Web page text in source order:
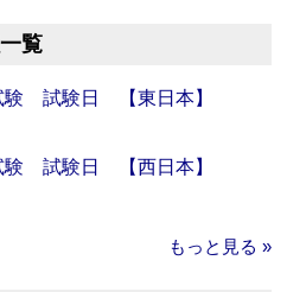
覧
験 試験日 【東日本】
験 試験日 【西日本】
もっと見る »